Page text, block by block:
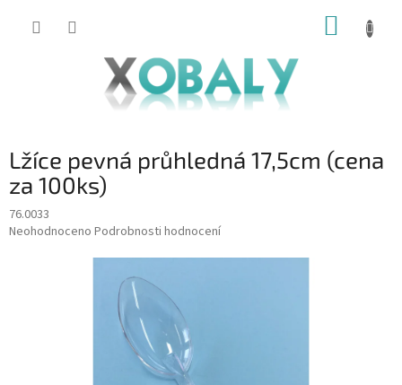
KOŠÍK
Lžíce pevná průhledná 17,5cm (cena
za 100ks)
76.0033
Průměrné
Neohodnoceno Podrobnosti hodnocení